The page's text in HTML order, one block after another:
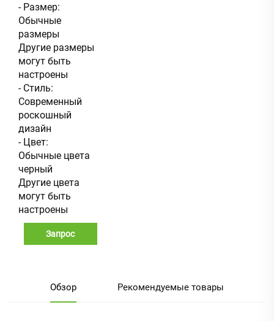
- Размер:
Обычные
размеры
Другие размеры
могут быть
настроены
- Стиль:
Современный
роскошный
дизайн
- Цвет:
Обычные цвета
черный
Другие цвета
могут быть
настроены
Запрос
Обзор Рекомендуемые товары